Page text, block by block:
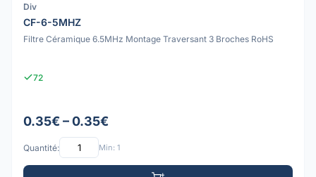
Div
CF-6-5MHZ
Filtre Céramique 6.5MHz Montage Traversant 3 Broches RoHS
72
0.35€ – 0.35€
Quantité: Min: 1